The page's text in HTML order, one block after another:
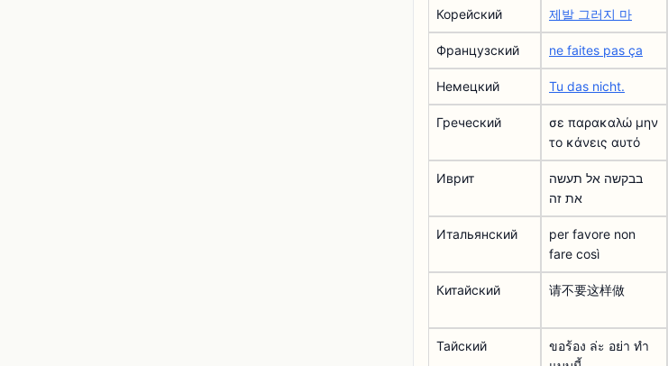
Корейский 제발 그러지 마
Французский ne faites pas ça
Немецкий Tu das nicht.
Греческий
σε παρακαλώ μην
το κάνεις αυτό
Иврит
בבקשה אל תעשה
את זה
Итальянский
per favore non
fare così
Китайский 请不要这样做
Тайский
ขอร้อง ล่ะ อย่า ทํา